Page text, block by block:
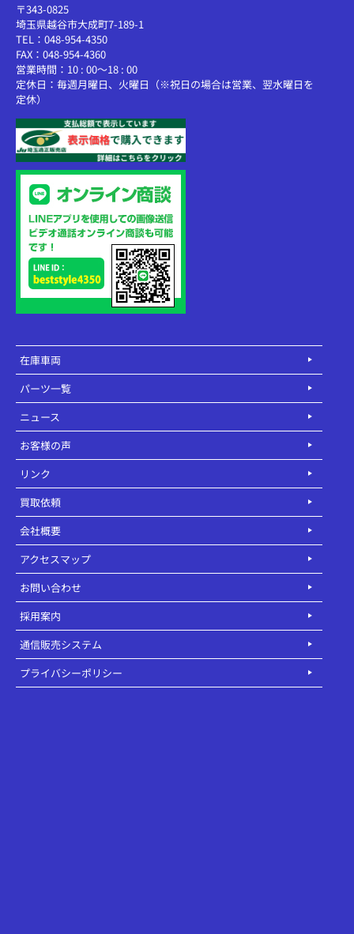
〒343-0825
埼玉県越谷市大成町7-189-1
TEL：048-954-4350
FAX：048-954-4360
営業時間：10 : 00～18 : 00
定休日：毎週月曜日、火曜日（※祝日の場合は営業、翌水曜日を
定休）
在庫車両
パーツ一覧
ニュース
お客様の声
リンク
買取依頼
会社概要
アクセスマップ
お問い合わせ
採用案内
通信販売システム
プライバシーポリシー